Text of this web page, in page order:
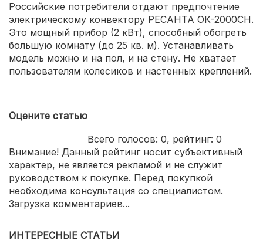
Российские потребители отдают предпочтение
электрическому конвектору РЕСАНТА ОК-2000СН.
Это мощный прибор (2 кВт), способный обогреть
большую комнату (до 25 кв. м). Устанавливать
модель можно и на пол, и на стену. Не хватает
пользователям колесиков и настенных креплений.
Оцените статью
Всего голосов: 0, рейтинг: 0
Внимание! Данный рейтинг носит субъективный
характер, не является рекламой и не служит
руководством к покупке. Перед покупкой
необходима консультация со специалистом.
Загрузка комментариев...
ИНТЕРЕСНЫЕ СТАТЬИ